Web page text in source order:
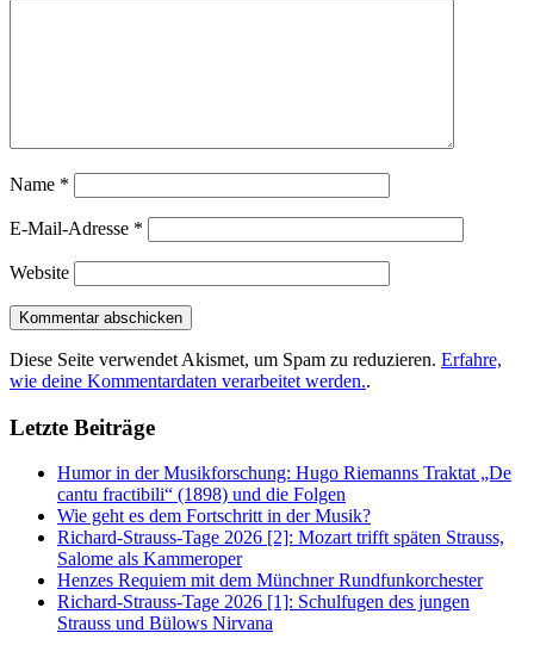
Name *
E-Mail-Adresse *
Website
Diese Seite verwendet Akismet, um Spam zu reduzieren. Erfahre,
wie deine Kommentardaten verarbeitet werden..
Letzte Beiträge
Humor in der Musikforschung: Hugo Riemanns Traktat „De
cantu fractibili“ (1898) und die Folgen
Wie geht es dem Fortschritt in der Musik?
Richard-Strauss-Tage 2026 [2]: Mozart trifft späten Strauss,
Salome als Kammeroper
Henzes Requiem mit dem Münchner Rundfunkorchester
Richard-Strauss-Tage 2026 [1]: Schulfugen des jungen
Strauss und Bülows Nirvana